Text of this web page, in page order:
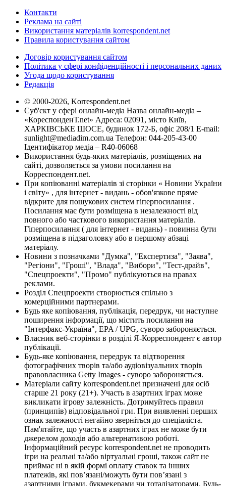
Контакти
Реклама на сайті
Використання матеріалів korrespondent.net
Правила користування сайтом
Договір користування сайтом
Політика у сфері конфіденційності і персональних даних
Угода щодо користування
Редакція
© 2000-2026, Korrespondent.net
Суб'єкт у сфері онлайн-медіа Назва онлайн-медіа –
«КореспонденТ.net» Адреса: 02091, місто Київ,
ХАРКІВСЬКЕ ШОСЕ, будинок 172-Б, офіс 208/1 E-mail:
sunlight@mediadim.com.ua Телефон: 044-205-43-00
Ідентифікатор медіа – R40-06068
Використання будь-яких матеріалів, розміщених на
сайті, дозволяється за умови посилання на
Корреспондент.net.
При копіюванні матеріалів зі сторінки « Новини України
і світу» , для інтернет - видань - обов'язкове пряме
відкрите для пошукових систем гіперпосилання .
Посилання має бути розміщена в незалежності від
повного або часткового використання матеріалів.
Гіперпосилання ( для інтернет - видань) - повинна бути
розміщена в підзаголовку або в першому абзаці
матеріалу.
Новини з позначками "Думка", "Експертиза", "Заява",
"Регіони", "Гроші", "Влада", "Вибори", "Тест-драйв",
"Спецпроекти", "Промо" публікуються на правах
реклами.
Розділ Спецпроекти створюється спільно з
комерційними партнерами.
Будь яке копіювання, публікація, передрук, чи наступне
поширення інформації, що містить посилання на
"Інтерфакс-Україна", EPA / UPG, суворо забороняється.
Власник веб-сторінки в розділі Я-Корреспондент є автор
публікації.
Будь-яке копіювання, передрук та відтворення
фотографічних творів та/або аудіовізуальних творів
правовласника Getty Images - суворо забороняється.
Матеріали сайту korrespondent.net призначені для осіб
старше 21 року (21+). Участь в азартних іграх може
викликати ігрову залежність. Дотримуйтесь правил
(принципів) відповідальної гри. При виявленні перших
ознак залежності негайно зверніться до спеціаліста.
Пам'ятайте, що участь в азартних іграх не може бути
джерелом доходів або альтернативою роботі.
Інформаційний ресурс korrespondent.net не проводить
ігри на реальні та/або віртуальні гроші, також сайт не
приймає ні в якій формі оплату ставок та інших
платежів, які пов’язані/можуть бути пов’язані з
азартними іграми, букмекерами чи тоталізаторами. Будь-